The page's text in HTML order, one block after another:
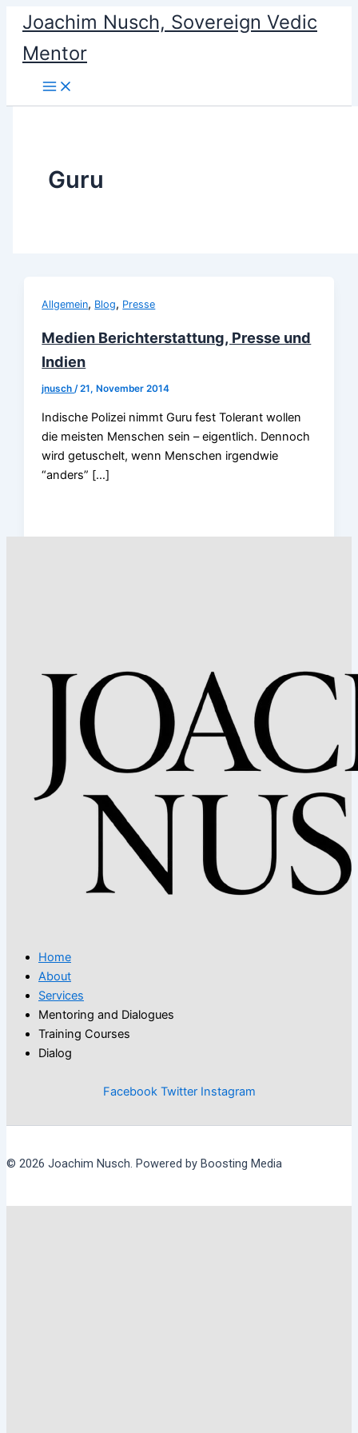
content
Joachim Nusch, Sovereign Vedic
Mentor
Guru
Allgemein, Blog, Presse
Medien Berichterstattung, Presse und
Indien
jnusch/21, November 2014
Indische Polizei nimmt Guru fest Tolerant wollen
die meisten Menschen sein – eigentlich. Dennoch
wird getuschelt, wenn Menschen irgendwie
“anders” […]
Home
About
Services
Mentoring and Dialogues
Training Courses
Dialog
Facebook Twitter Instagram
© 2026 Joachim Nusch. Powered by Boosting Media